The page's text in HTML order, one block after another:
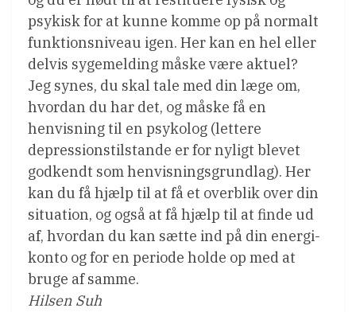
psykisk for at kunne komme op på normalt
funktionsniveau igen. Her kan en hel eller
delvis sygemelding måske være aktuel?
Jeg synes, du skal tale med din læge om,
hvordan du har det, og måske få en
henvisning til en psykolog (lettere
depressionstilstande er for nyligt blevet
godkendt som henvisningsgrundlag). Her
kan du få hjælp til at få et overblik over din
situation, og også at få hjælp til at finde ud
af, hvordan du kan sætte ind på din energi-
konto og for en periode holde op med at
bruge af samme.
Hilsen Suh